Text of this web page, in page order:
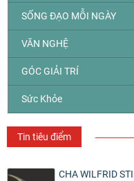
SỐNG ĐẠO MỖI NGÀY
VĂN NGHỆ
GÓC GIẢI TRÍ
Sức Khỏe
Tin tiêu điểm
CHA WILFRID